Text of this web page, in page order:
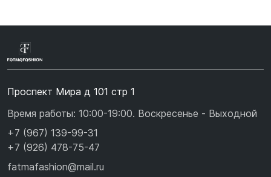
Проспект Мира д 101 стр 1
Время работы: 10:00-19:00. Воскресенье - Выходной
+7 (967) 139-99-31
+7 (926) 478-75-47
fatmafashion@mail.ru